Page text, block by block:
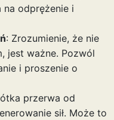
na odprężenie i
: Zrozumienie, że nie
jest ważne. Pozwól
i proszenie o
przerwa od
sił. Może to